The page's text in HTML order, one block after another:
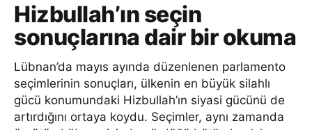
Hizbullah’ın seçin
sonuçlarına dair bir okuma
Lübnan’da mayıs ayında düzenlenen parlamento
seçimlerinin sonuçları, ülkenin en büyük silahlı
gücü konumundaki Hizbullah’ın siyasi gücünü de
artırdığını ortaya koydu. Seçimler, aynı zamanda